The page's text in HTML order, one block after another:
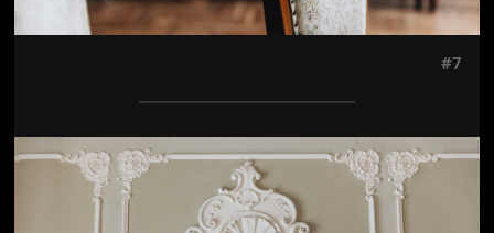
#7
Jön még kép!